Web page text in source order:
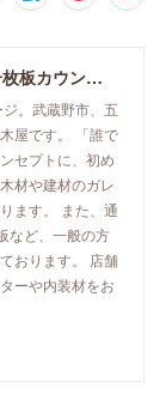
東京・吉祥寺の勝又木材【一枚板カウンター】
。武蔵野市、五
屋です。 「誰で
セプトに、初め
材や建材のガレ
ます。 また、通
など、一般の方
おります。 店舗
ーや内装材をお